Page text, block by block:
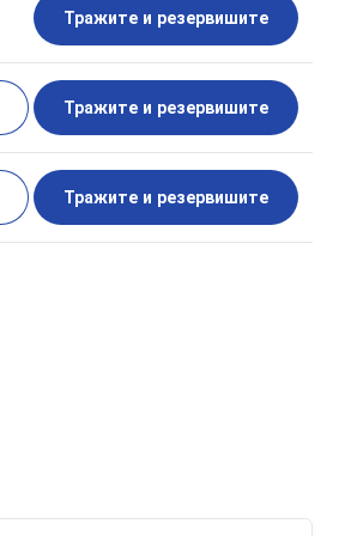
Тражите и резервишите
Тражите и резервишите
Тражите и резервишите